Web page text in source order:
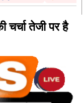
चर्चा तेजी पर है